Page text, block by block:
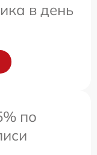
в день
по